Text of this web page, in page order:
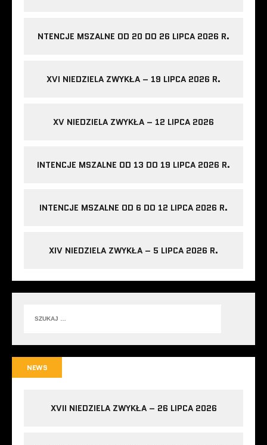
NTENCJE MSZALNE OD 20 DO 26 LIPCA 2026 R.
XVI NIEDZIELA ZWYKŁA – 19 LIPCA 2026 R.
XV NIEDZIELA ZWYKŁA – 12 LIPCA 2026
INTENCJE MSZALNE OD 13 DO 19 LIPCA 2026 R.
INTENCJE MSZALNE OD 6 DO 12 LIPCA 2026 R.
XIV NIEDZIELA ZWYKŁA – 5 LIPCA 2026 R.
NEWS
XVII NIEDZIELA ZWYKŁA – 26 LIPCA 2026